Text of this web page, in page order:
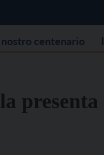
nostro centenario